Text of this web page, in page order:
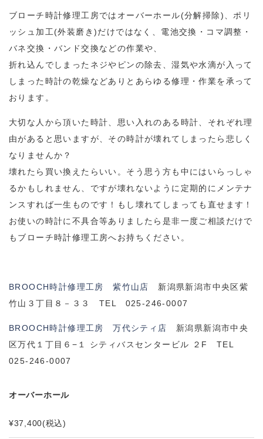
ブローチ時計修理工房ではオーバーホール(分解掃除)、ポリ
ッシュ加工(外装磨き)だけではなく、電池交換・コマ調整・
バネ交換・バンド交換などの作業や、
折れ込んでしまったネジやピンの除去、湿気や水滴が入って
しまった時計の乾燥などありとあらゆる修理・作業を承って
おります。
大切な人から頂いた時計、思い入れのある時計、それぞれ理
由があると思いますが、その時計が壊れてしまったら悲しく
なりませんか？
壊れたら買い換えたらいい。そう思う方も中にはいらっしゃ
るかもしれません、ですが壊れないように定期的にメンテナ
ンスすれば一生ものです！もし壊れてしまっても直せます！
お使いの時計に不具合等ありましたら是非一度ご相談だけで
もブローチ時計修理工房へお持ちください。
BROOCH時計修理工房 紫竹山店
新潟県新潟市中央区紫
竹山３丁目８－３３ TEL 025-246-0007
BROOCH時計修理工房 万代シティ店
新潟県新潟市中央
区万代１丁目６−１ シティバスセンタービル ２F TEL
025-246-0007
オーバーホール
¥37,400(税込)